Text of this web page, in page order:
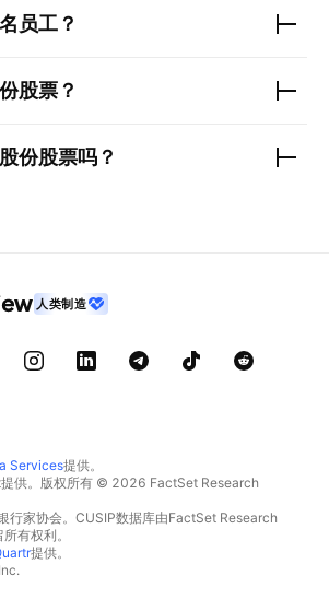
员工？
股票？
份股票吗？
人类制造
Services提供。
供。版权所有 © 2026 FactSet Research
家协会。CUSIP数据库由FactSet Research
有权利。
提供。